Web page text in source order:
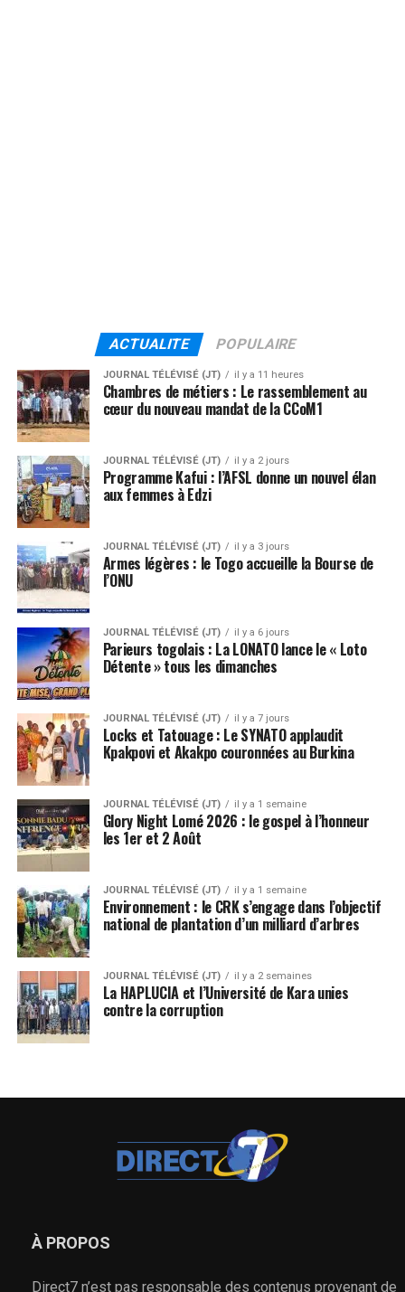
ACTUALITE POPULAIRE
JOURNAL TÉLÉVISÉ (JT) il y a 11 heures
Chambres de métiers : Le rassemblement au
cœur du nouveau mandat de la CCoM1
JOURNAL TÉLÉVISÉ (JT) il y a 2 jours
Programme Kafui : l’AFSL donne un nouvel élan
aux femmes à Edzi
JOURNAL TÉLÉVISÉ (JT) il y a 3 jours
Armes légères : le Togo accueille la Bourse de
l’ONU
JOURNAL TÉLÉVISÉ (JT) il y a 6 jours
Parieurs togolais : La LONATO lance le « Loto
Détente » tous les dimanches
JOURNAL TÉLÉVISÉ (JT) il y a 7 jours
Locks et Tatouage : Le SYNATO applaudit
Kpakpovi et Akakpo couronnées au Burkina
JOURNAL TÉLÉVISÉ (JT) il y a 1 semaine
Glory Night Lomé 2026 : le gospel à l’honneur
les 1er et 2 Août
JOURNAL TÉLÉVISÉ (JT) il y a 1 semaine
Environnement : le CRK s’engage dans l’objectif
national de plantation d’un milliard d’arbres
JOURNAL TÉLÉVISÉ (JT) il y a 2 semaines
La HAPLUCIA et l’Université de Kara unies
contre la corruption
À PROPOS
Direct7 n’est pas responsable des contenus provenant de